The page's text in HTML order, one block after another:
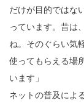
だけが目的ではな
っています。昔は
ね。そのぐらい気
使ってもらえる場
います」
ネットの普及によ